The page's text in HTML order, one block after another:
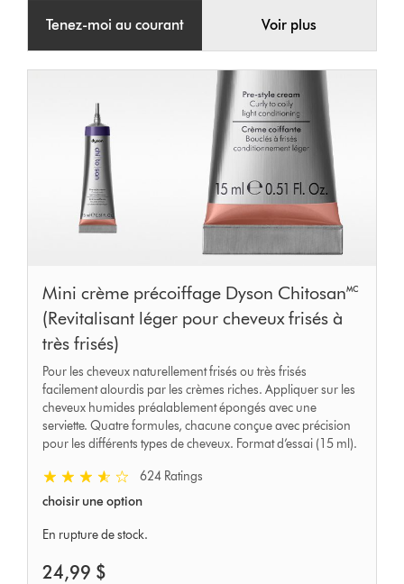
Tenez-moi au courant Voir plus
Mini crème précoiffage Dyson Chitosan🅪
(Revitalisant léger pour cheveux frisés à
très frisés)
Pour les cheveux naturellement frisés ou très frisés
facilement alourdis par les crèmes riches. Appliquer sur les
cheveux humides préalablement épongés avec une
serviette. Quatre formules, chacune conçue avec précision
pour les différents types de cheveux. Format d’essai (15 ml).
624 Ratings
choisir une option
En rupture de stock.
24,99 $